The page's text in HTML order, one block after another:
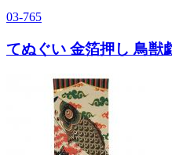
03-765
てぬぐい 金箔押し 鳥獣